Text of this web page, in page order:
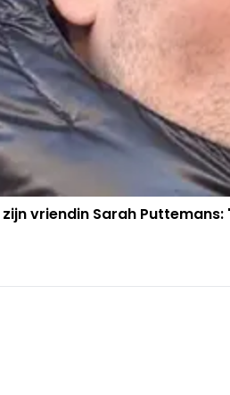
vriendin Sarah